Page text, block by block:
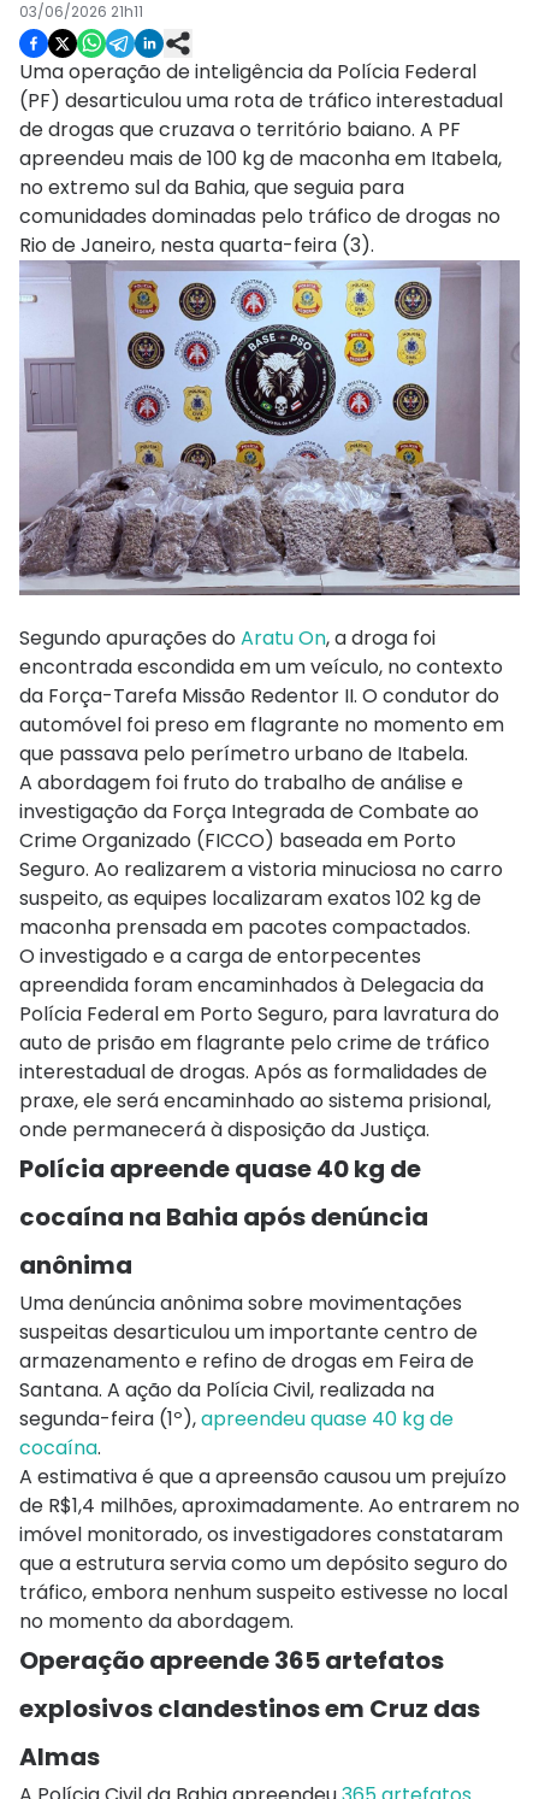
03/06/2026 21h11
Uma operação de inteligência da Polícia Federal
(PF) desarticulou uma rota de tráfico interestadual
de drogas que cruzava o território baiano. A PF
apreendeu mais de 100 kg de maconha em Itabela,
no extremo sul da Bahia, que seguia para
comunidades dominadas pelo tráfico de drogas no
Rio de Janeiro, nesta quarta-feira (3).
Segundo apurações do Aratu On, a droga foi
encontrada escondida em um veículo, no contexto
da Força-Tarefa Missão Redentor II. O condutor do
automóvel foi preso em flagrante no momento em
que passava pelo perímetro urbano de Itabela.
A abordagem foi fruto do trabalho de análise e
investigação da Força Integrada de Combate ao
Crime Organizado (FICCO) baseada em Porto
Seguro. Ao realizarem a vistoria minuciosa no carro
suspeito, as equipes localizaram exatos 102 kg de
maconha prensada em pacotes compactados.
O investigado e a carga de entorpecentes
apreendida foram encaminhados à Delegacia da
Polícia Federal em Porto Seguro, para lavratura do
auto de prisão em flagrante pelo crime de tráfico
interestadual de drogas. Após as formalidades de
praxe, ele será encaminhado ao sistema prisional,
onde permanecerá à disposição da Justiça.
Polícia apreende quase 40 kg de
cocaína na Bahia após denúncia
anônima
Uma denúncia anônima sobre movimentações
suspeitas desarticulou um importante centro de
armazenamento e refino de drogas em Feira de
Santana. A ação da Polícia Civil, realizada na
segunda-feira (1º),apreendeu quase 40 kg de
cocaína.
A estimativa é que a apreensão causou um prejuízo
de R$1,4 milhões, aproximadamente. Ao entrarem no
imóvel monitorado, os investigadores constataram
que a estrutura servia como um depósito seguro do
tráfico, embora nenhum suspeito estivesse no local
no momento da abordagem.
Operação apreende 365 artefatos
explosivos clandestinos em Cruz das
Almas